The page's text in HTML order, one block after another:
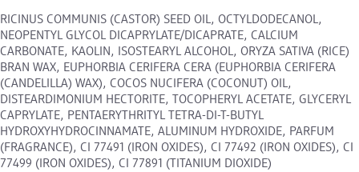
RICINUS COMMUNIS (CASTOR) SEED OIL, OCTYLDODECANOL,
NEOPENTYL GLYCOL DICAPRYLATE/DICAPRATE, CALCIUM
CARBONATE, KAOLIN, ISOSTEARYL ALCOHOL, ORYZA SATIVA (RICE)
BRAN WAX, EUPHORBIA CERIFERA CERA (EUPHORBIA CERIFERA
(CANDELILLA) WAX), COCOS NUCIFERA (COCONUT) OIL,
DISTEARDIMONIUM HECTORITE, TOCOPHERYL ACETATE, GLYCERYL
CAPRYLATE, PENTAERYTHRITYL TETRA-DI-T-BUTYL
HYDROXYHYDROCINNAMATE, ALUMINUM HYDROXIDE, PARFUM
(FRAGRANCE), CI 77491 (IRON OXIDES), CI 77492 (IRON OXIDES), CI
77499 (IRON OXIDES), CI 77891 (TITANIUM DIOXIDE)